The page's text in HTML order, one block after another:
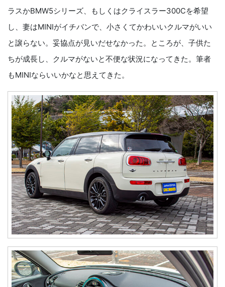
ラスかBMW5シリーズ、もしくはクライスラー300Cを希望
し、妻はMINIがイチバンで、小さくてかわいいクルマがいい
と譲らない。妥協点が見いだせなかった。ところが、子供た
ちが成長し、クルマがないと不便な状況になってきた。筆者
もMINIならいいかなと思えてきた。